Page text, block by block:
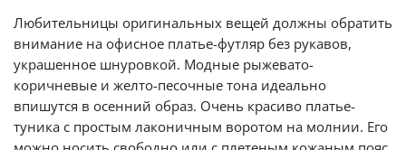
Любительницы оригинальных вещей должны обратить
внимание на офисное платье-футляр без рукавов,
украшенное шнуровкой. Модные рыжевато-
коричневые и желто-песочные тона идеально
впишутся в осенний образ. Очень красиво платье-
туника с простым лаконичным воротом на молнии. Его